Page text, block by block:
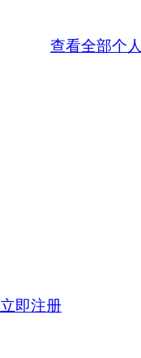
查看全部个
立即注册